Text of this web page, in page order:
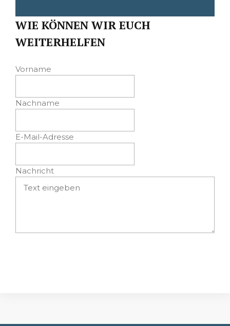
WIE KÖNNEN WIR EUCH
WEITERHELFEN
Vorname
Nachname
E-Mail-Adresse
Nachricht